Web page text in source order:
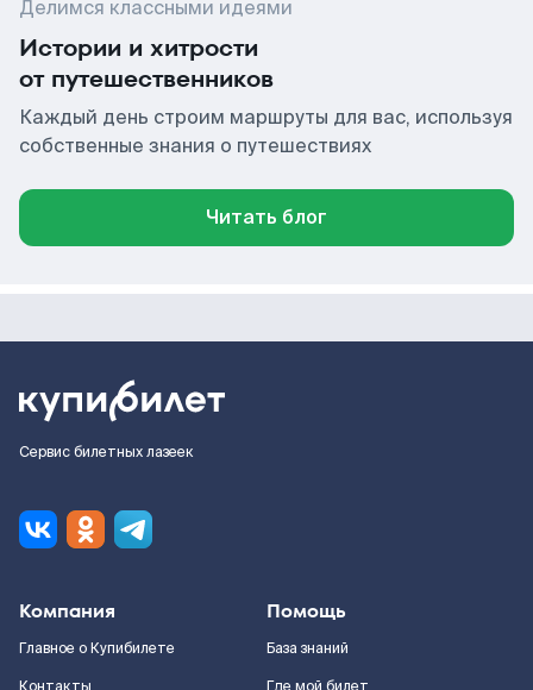
Делимся классными идеями
Истории и хитрости
от путешественников
Каждый день строим маршруты для вас, используя
собственные знания о путешествиях
Читать блог
Сервис билетных лазеек
Компания
Главное о Купибилете
Помощь
База знаний